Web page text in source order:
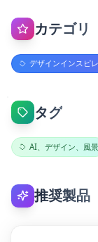
カテゴリ
デザインインスピ
タグ
AI、デザイン、風景
推奨製品